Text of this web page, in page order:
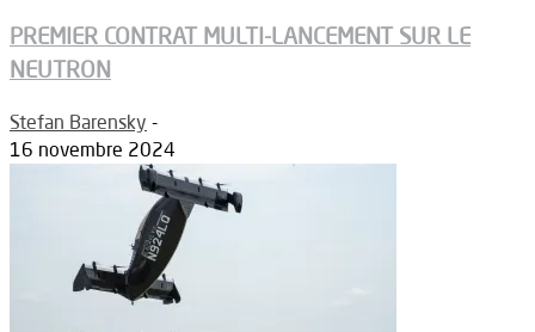
PREMIER CONTRAT MULTI-LANCEMENT SUR LE
NEUTRON
Stefan Barensky -
16 novembre 2024